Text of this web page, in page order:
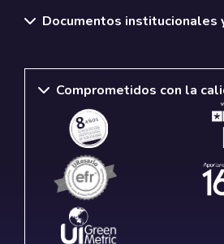
Documentos institucionales
Comprometidos con la